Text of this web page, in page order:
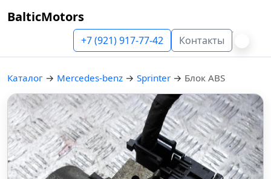
BalticMotors
+7 (921) 917-77-42 Контакты
Каталог → Mercedes-benz → Sprinter → Блок ABS